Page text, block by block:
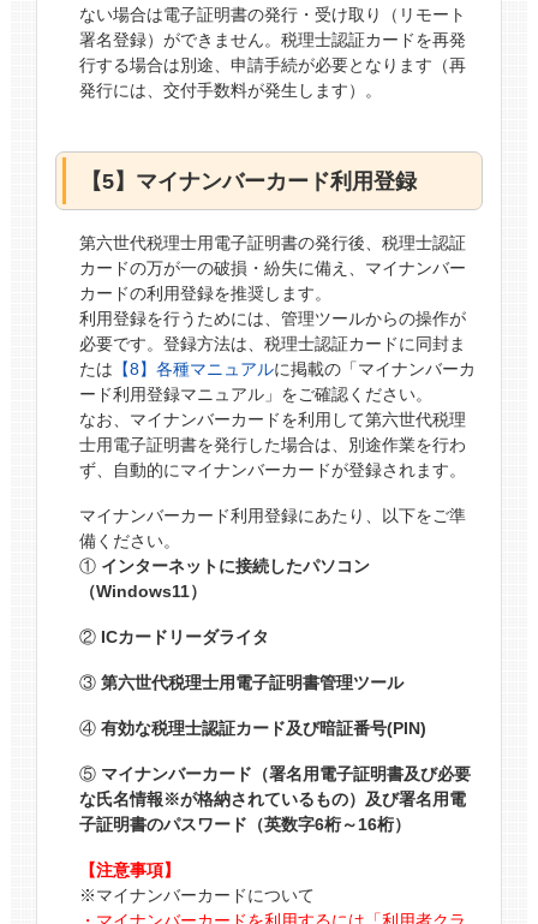
ない場合は電子証明書の発行・受け取り（リモート
署名登録）ができません。税理士認証カードを再発
行する場合は別途、申請手続が必要となります（再
発行には、交付手数料が発生します）。
【5】マイナンバーカード利用登録
第六世代税理士用電子証明書の発行後、税理士認証
カードの万が一の破損・紛失に備え、マイナンバー
カードの利用登録を推奨します。
利用登録を行うためには、管理ツールからの操作が
必要です。登録方法は、税理士認証カードに同封ま
たは 【8】各種マニュアルに掲載の「マイナンバーカ
ード利用登録マニュアル」をご確認ください。
なお、マイナンバーカードを利用して第六世代税理
士用電子証明書を発行した場合は、別途作業を行わ
ず、自動的にマイナンバーカードが登録されます。
マイナンバーカード利用登録にあたり、以下をご準
備ください。
① インターネットに接続したパソコン
（Windows11）
② ICカードリーダライタ
③第六世代税理士用電子証明書管理ツール
④有効な税理士認証カード及び暗証番号(PIN)
⑤ マイナンバーカード（署名用電子証明書及び必要
な氏名情報※が格納されているもの）及び署名用電
子証明書のパスワード（英数字6桁～16桁）
【注意事項】
※マイナンバーカードについて
・マイナンバーカードを利用するには「利用者クラ